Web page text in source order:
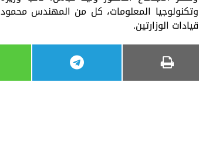
وتكنولوجيا المعلومات، كل من المهندس
قيادات الوزارتين.